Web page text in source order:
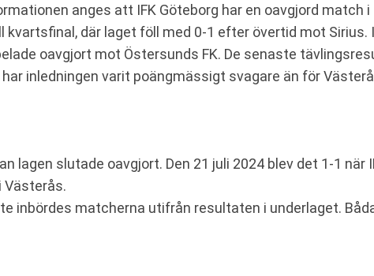
anges att IFK Göteborg har en oavgjord match
kvartsfinal, där laget föll med 0-1 efter övertid mot
oavgjort mot Östersunds FK. De senaste
inledningen varit poängmässigt svagare än för
lagen slutade oavgjort. Den 21 juli 2024 blev det 1-1 när
Västerås.
inbördes matcherna utifrån resultaten i underlaget.